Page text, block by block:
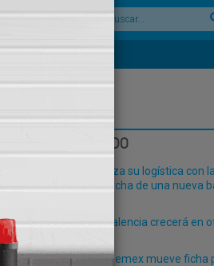
Buscar:
LO MÁS LEÍDO
Fribasa refuerza su logística con la
puesta en marcha de una nueva
El Puerto de Valencia crecerá en
La mexicana Pemex mueve ficha